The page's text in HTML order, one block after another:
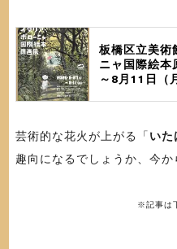
板橋区立美術
ニャ国際絵本
～8月11日（
芸術的な花火が上がる「 いた
趣向になるでしょうか、今か
※記事は